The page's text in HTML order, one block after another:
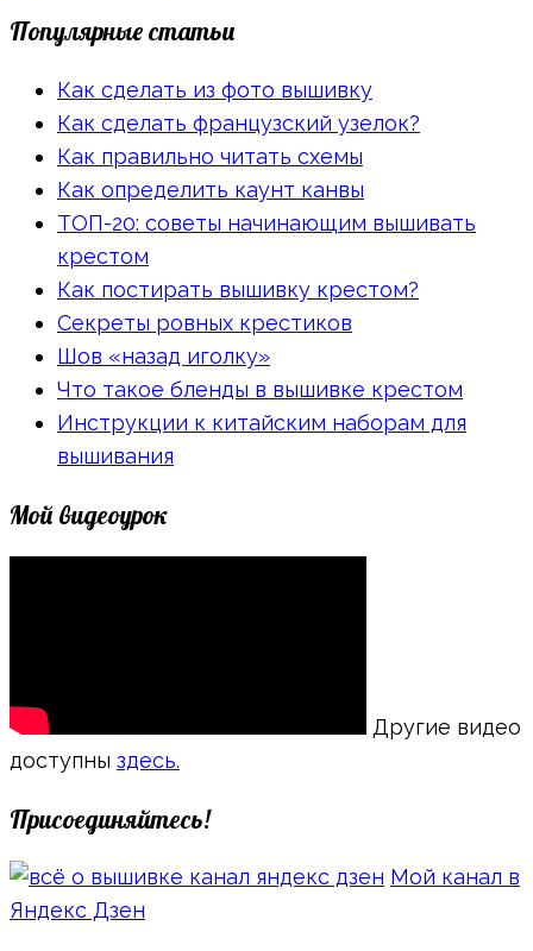
Популярные статьи
Как сделать из фото вышивку
Как сделать французский узелок?
Как правильно читать схемы
Как определить каунт канвы
ТОП-20: советы начинающим вышивать
крестом
Как постирать вышивку крестом?
Секреты ровных крестиков
Шов «назад иголку»
Что такое бленды в вышивке крестом
Инструкции к китайским наборам для
вышивания
Мой видеоурок
Другие видео
доступны здесь.
Присоединяйтесь!
Мой канал в
Яндекс Дзен